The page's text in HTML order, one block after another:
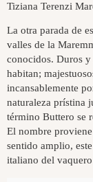
Tiziana Terenzi
La otra parada de
valles de la
conocidos. Duros
habitan;
incansablemente
naturaleza prístina
término Buttero se
El nombre
sentido amplio,
italiano del